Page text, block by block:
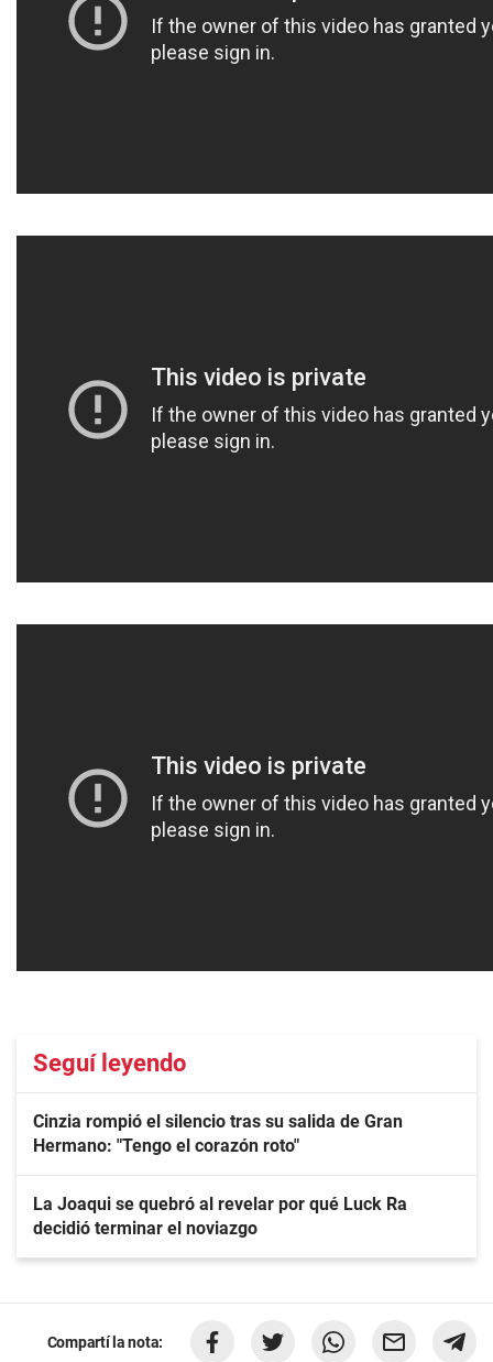
Seguí leyendo
Cinzia rompió el silencio tras su salida de Gran
Hermano: "Tengo el corazón roto"
La Joaqui se quebró al revelar por qué Luck Ra
decidió terminar el noviazgo
Compartí la nota: